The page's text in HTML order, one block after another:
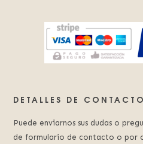
DETALLES DE CONTACTO
Puede enviarnos sus dudas o
de formulario de contacto o por